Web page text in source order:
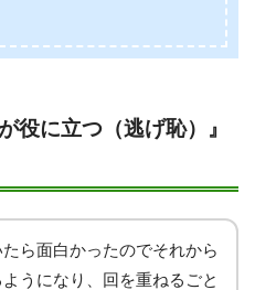
役に立つ（逃げ恥）』
ら面白かったのでそれから
うになり、回を重ねるごと